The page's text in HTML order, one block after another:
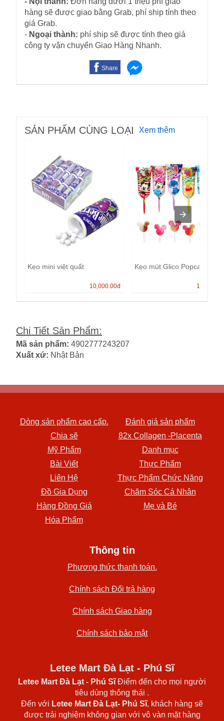
hàng sẽ được giao bằng Grab, phí ship tính theo
giá Grab.
- Ngoại thành: phí ship sẽ được tính theo giá
công ty vận chuyển Giao Hàng Nhanh.
Share
SẢN PHẨM CÙNG LOẠI Xem thêm
Kẹo mini việt quất
10,000.00đ
Kẹo mút Glico Popcan
13,000.00
Chi Tiết Sản Phẩm:
Mã sản phẩm: 4902777243207
Xuất xứ: Nhật Bản
Dòng sản phẩm cao cấp.
Đánh giá sản phẩm
Chia sẽ
82x Collagen -Placenta
Mỹ Phẩm
Danh mục
Bài Viết
Thực Phẩm
Liên Hệ
Thực Phẩm Chức Năng
Đồ Gia Dụng
Chăm Sóc Cá Nhân
Hàng Đồng Giá
Mẹ và Bé
Hóa Phẩm
Thông tin
Phương thức thanh toán.
Chính sách Đổi trả hàng
Chính sách Giao hàng
Chính sách bảo mật
Letee Mart Đà Lạt - Phú Sĩ
Letee Mart Đà Lạt - Phú SĩĐiểm đến cho mọi người
tiêu dùng thông thái .
Đến với Letee Mart Đà Lạt- Phú Sĩ, khách hàng sẽ
được trải nghiệm không gian với vô vàn mặt hàng